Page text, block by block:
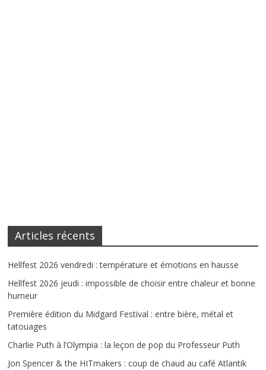
Articles récents
Hellfest 2026 vendredi : température et émotions en hausse
Hellfest 2026 jeudi : impossible de choisir entre chaleur et bonne
humeur
Première édition du Midgard Festival : entre bière, métal et
tatouages
Charlie Puth à l’Olympia : la leçon de pop du Professeur Puth
Jon Spencer & the HITmakers : coup de chaud au café Atlantik